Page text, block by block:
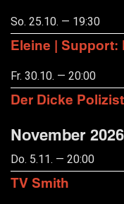
So. 25.10. — 19:30
Eleine | Support:
Fr. 30.10. — 20:00
Der Dicke
November 2026
Do. 5.11. — 20:00
TV Smith